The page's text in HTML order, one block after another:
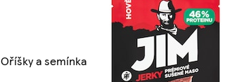
Oříšky a semínka